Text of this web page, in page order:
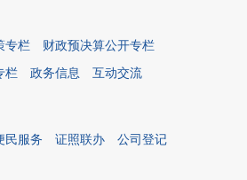
专栏
财政预决算公开专栏
栏
政务信息 互动交流
民服务 证照联办
公司登记